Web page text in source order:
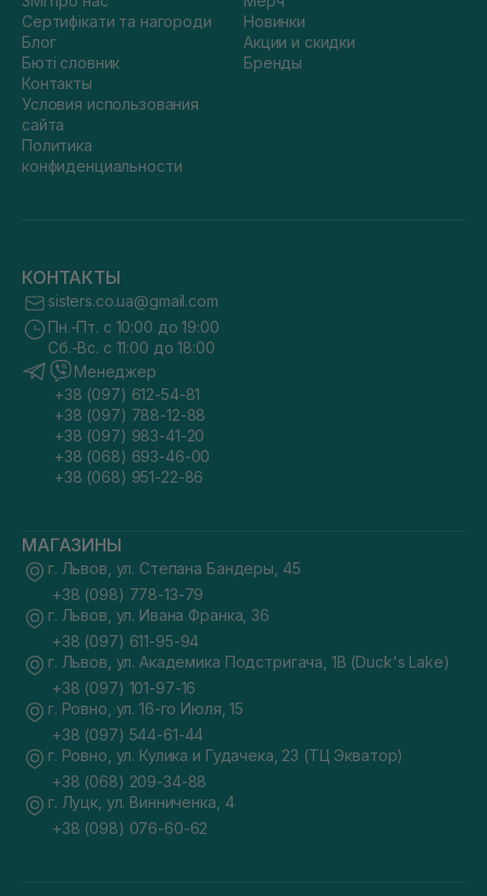
Сертифікати та нагороди
Блог
Бюті словник
Контакты
Условия использования
сайта
Политика
конфиденциальности
Новинки
Акции и скидки
Бренды
КОНТАКТЫ
sisters.co.ua@gmail.com
Пн.-Пт. с 10:00 до 19:00
Сб.-Вс. с 11:00 до 18:00
Менеджер
+38 (097) 612-54-81
+38 (097) 788-12-88
+38 (097) 983-41-20
+38 (068) 693-46-00
+38 (068) 951-22-86
МАГАЗИНЫ
г. Львов, ул. Степана Бандеры, 45
+38 (098) 778-13-79
г. Львов, ул. Ивана Франка, 36
+38 (097) 611-95-94
г. Львов, ул. Академика Подстригача, 1В (Duck's Lake)
+38 (097) 101-97-16
г. Ровно, ул. 16-го Июля, 15
+38 (097) 544-61-44
г. Ровно, ул. Кулика и Гудачека, 23 (ТЦ Экватор)
+38 (068) 209-34-88
г. Луцк, ул. Винниченка, 4
+38 (098) 076-60-62